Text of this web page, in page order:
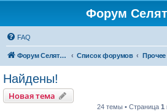
Форум
FAQ
Форум Селятино Список форумов Прочее
Найдены!
Новая тема
24 темы • Страница 1